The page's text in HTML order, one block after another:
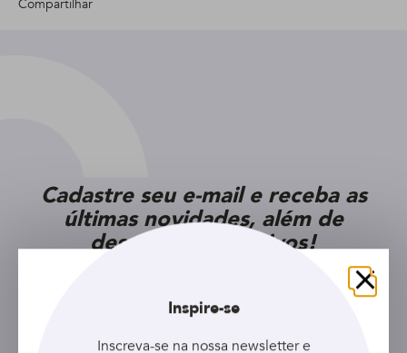
Compartilhar
Cadastre seu e-mail e receba as
últimas novidades, além de
descontos exclusivos!
Inscreva-se
Fechar
Inspire-se
Inscreva-se na nossa newsletter e